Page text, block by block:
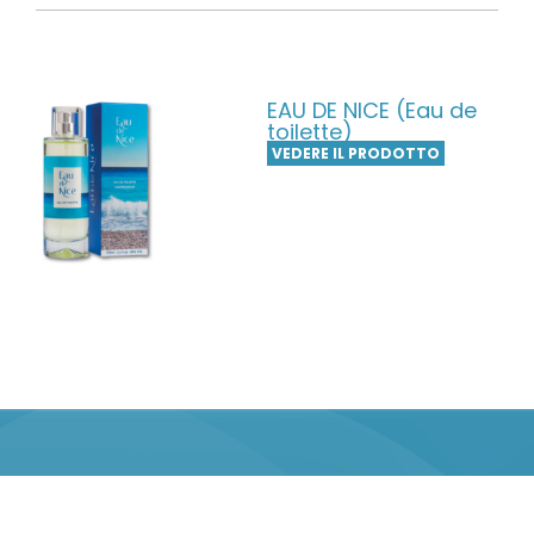
EAU DE NICE (Eau de
toilette)
VEDERE IL PRODOTTO